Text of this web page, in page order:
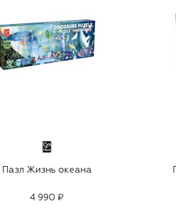
Пазл Жизнь океана
4 990 ₽